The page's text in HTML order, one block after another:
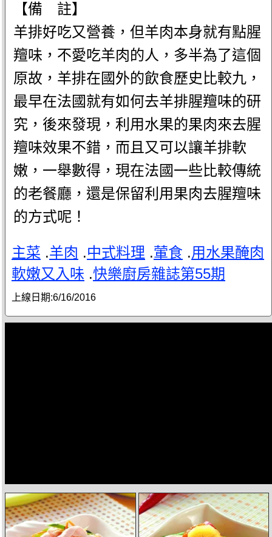
【備 註】
羊排好吃又營養，但羊肉本身就有點腥
羶味，不愛吃羊肉的人，多半為了這個
原故，羊排在國外的飲食歷史比較九，
最早在法國就有如何去羊排腥羶味的研
究，後來發現，利用水果的果肉來去腥
羶味效果不錯，而且又可以讓羊排軟
嫩，一舉數得，現在法國一些比較傳統
的老餐廳，還是保留利用果肉去腥羶味
的方式呢！
主菜 .羊肉 .中式料理 .葷食 .用水果醃肉
軟嫩又入味 .快樂廚房雜誌第55期
上線日期:6/16/2016